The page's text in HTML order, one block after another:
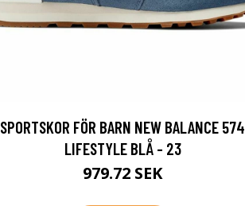
SPORTSKOR FÖR BARN NEW BALANCE 574
LIFESTYLE BLÅ - 23
979.72 SEK